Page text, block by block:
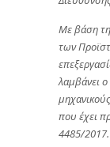
Με βάση
των
λαμβάνει
που έχει
4485/2017.